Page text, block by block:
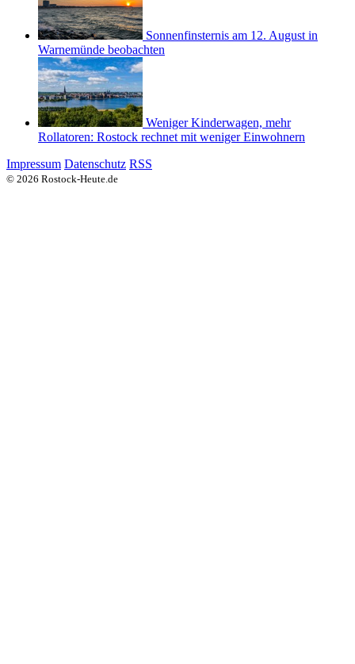
Sonnenfinsternis am 12. August in
Warnemünde beobachten
Weniger Kinderwagen, mehr
Rollatoren: Rostock rechnet mit weniger Einwohnern
Impressum Datenschutz RSS
© 2026 Rostock-Heute.de